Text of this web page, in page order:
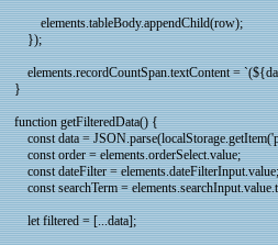
elements.tableBody.appendChild(row);
});
elements.recordCountSpan.textContent =
}
function getFilteredData() {
const data =
const order = elements.orderSelect.value;
const dateFilter = elements.dateFilterInput.value;
const searchTerm =
let filtered = [...data];